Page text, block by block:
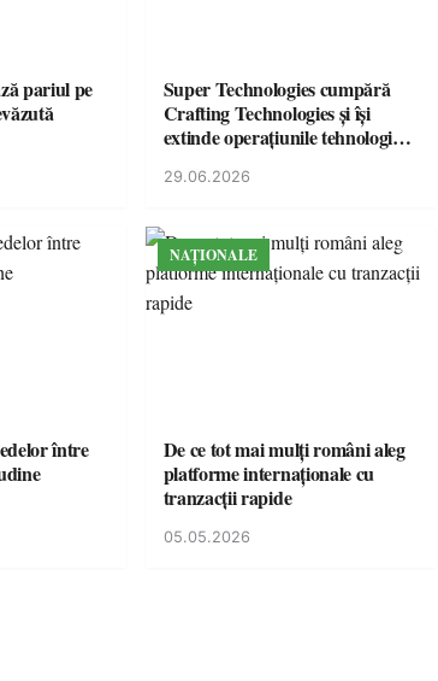
pariul pe
Super Technologies cumpără
Crafting Technologies și își
extinde operațiunile tehnologice
29.06.2026
între
NAȚIONALE
De ce tot mai mulți români aleg
platforme internaționale cu
tranzacții rapide
05.05.2026